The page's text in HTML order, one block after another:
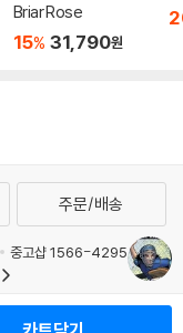
Briar Rose
15% 31,790원
주문/배송
중고샵 1566-4295